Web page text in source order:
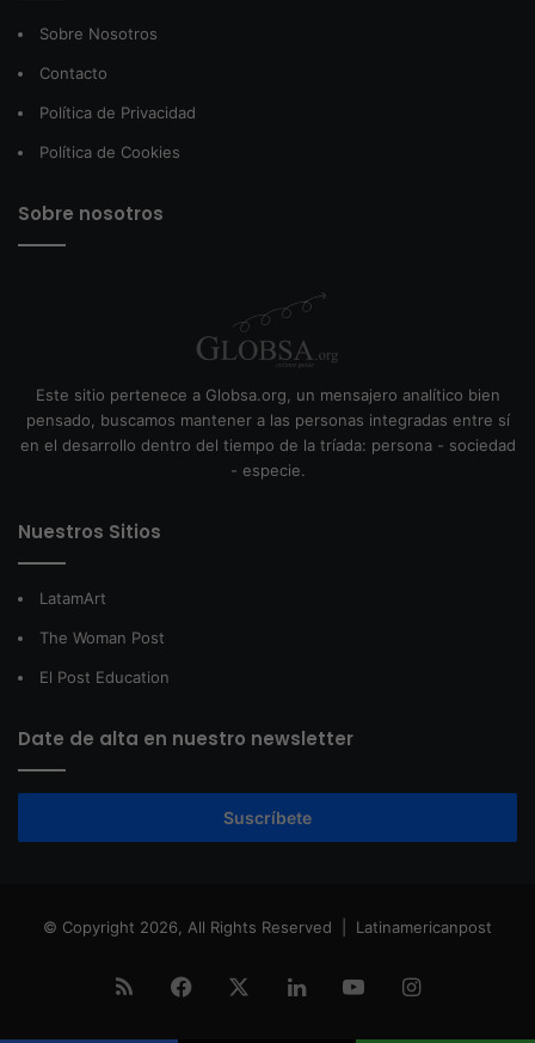
Sobre Nosotros
Contacto
Política de Privacidad
Política de Cookies
Sobre nosotros
Este sitio pertenece a Globsa.org, un mensajero analítico bien
pensado, buscamos mantener a las personas integradas entre sí
en el desarrollo dentro del tiempo de la tríada: persona - sociedad
- especie.
Nuestros Sitios
LatamArt
The Woman Post
El Post Education
Date de alta en nuestro newsletter
Suscríbete
© Copyright 2026, All Rights Reserved | Latinamericanpost
RSS Facebook LinkedInYouTubeInstagram